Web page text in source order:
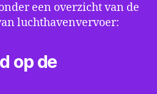
een overzicht van de
luchthavenvervoer:
op de